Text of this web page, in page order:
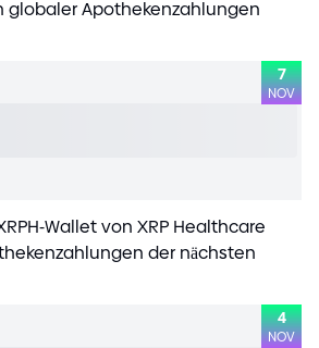
globaler Apothekenzahlungen
7
NOV
-Wallet von XRP Healthcare
der nächsten
4
NOV